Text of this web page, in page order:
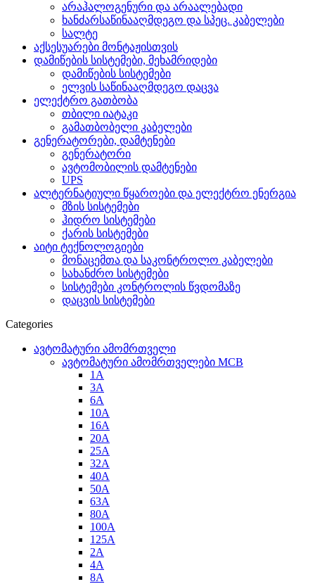
არაჰალოგენური და არაალებადი
ხანძარსაწინააღმდეგო და სპეც. კაბელები
სალტე
აქსესუარები მონტაჟისთვის
დამიწების სისტემები, მეხამრიდები
დამიწების სისტემები
ელვის საწინააღმდეგო დაცვა
ელექტრო გათბობა
თბილი იატაკი
გამათბობელი კაბელები
გენერატორები, დამტენები
გენერატორი
ავტომობილის დამტენები
UPS
ალტერნატიული წყაროები და ელექტრო ენერგია
მზის სისტემები
ჰიდრო სისტემები
ქარის სისტემები
აიტი ტექნოლოგიები
მონაცემთა და საკონტროლო კაბელები
სახანძრო სისტემები
სისტემები კონტროლის წვდომაზე
დაცვის სისტემები
Categories
ავტომატური ამომრთველი
ავტომატური ამომრთველები MCB
1A
3A
6A
10A
16A
20A
25А
32A
40A
50A
63A
80A
100A
125A
2A
4A
8A